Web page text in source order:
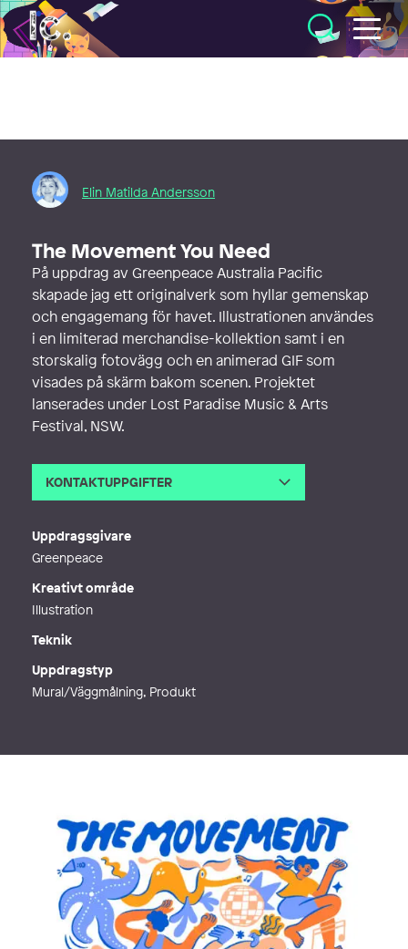
Illustratörcentrum
Elin Matilda Andersson
The Movement You Need
På uppdrag av Greenpeace Australia Pacific
skapade jag ett originalverk som hyllar gemenskap
och engagemang för havet. Illustrationen användes
i en limiterad merchandise-kollektion samt i en
storskalig fotovägg och en animerad GIF som
visades på skärm bakom scenen. Projektet
lanserades under Lost Paradise Music & Arts
Festival, NSW.
KONTAKTUPPGIFTER
Uppdragsgivare
Greenpeace
Kreativt område
Illustration
Teknik
Uppdragstyp
Mural/Väggmålning, Produkt